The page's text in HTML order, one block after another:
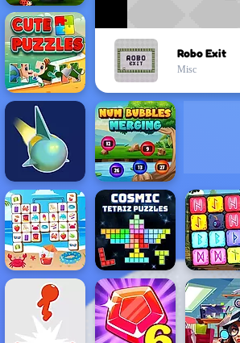
Robo Exit
Misc